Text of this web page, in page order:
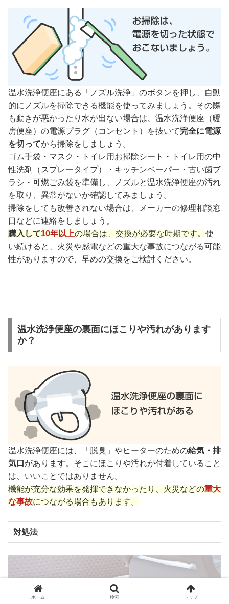
温水洗浄便座にある「ノズル洗浄」のボタンを押し、自動
的にノズルを掃除できる機能を使ってみましょう。その際
も動きが悪かったり水が出ない場合は、温水洗浄便座（暖
房便座）の電源プラグ（コンセント）を抜いて完全に電源
を切ってから掃除をしましょう。
ゴム手袋・マスク・トイレ用お掃除シート・トイレ用の中
性洗剤（スプレータイプ）・キッチンペーパー・古い歯ブ
ラシ・可燃ごみ袋を準備し、ノズルと温水洗浄便座の汚れ
を取り、異常がないか確認してみましょう。
掃除をしても改善されない場合は、メーカーの修理相談窓
口などに連絡をしましょう。
購入して10年以上の場合は、交換が必要な時期です。 使
い続けると、火災や感電などの重大な事故につながる可能
性がありますので、早めの交換をご検討ください。
温水洗浄便座の裏面にほこりや汚れがあります
か？
温水洗浄便座には、「脱臭」やヒーターのための給気・排
気口 があります。そこにほこりや汚れが付着していること
は、いいことではありません。
機能が充分な効果を発揮できなかったり、火災などの重大
な事故につながる場合もあります。
対処法
ホーム 検索 トップ